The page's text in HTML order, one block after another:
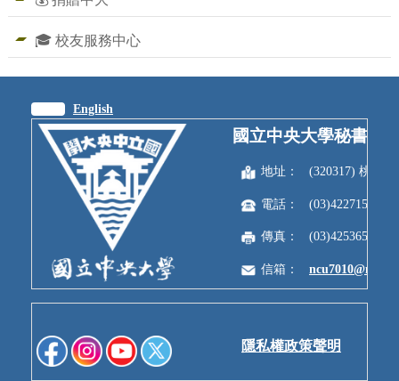
🎓 校友服務中心
English
國立中央大學秘書室
地址： (320317) 桃園
電話： (03)4227151
傳真： (03)4253650
信箱：
隱私權政策聲明